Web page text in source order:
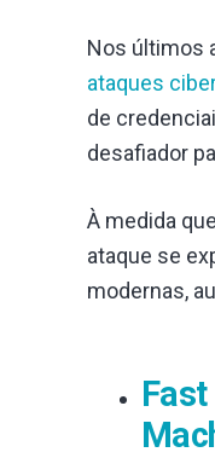
Nos últimos
ataques
de
desafiador
À medida
ataque se
modernas,